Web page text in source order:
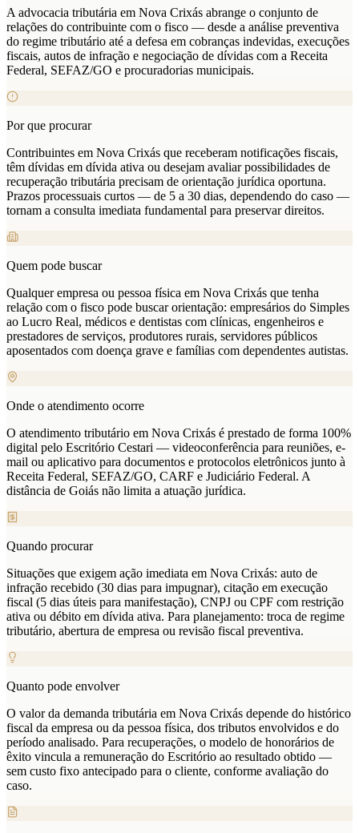
A advocacia tributária em Nova Crixás abrange o conjunto de
relações do contribuinte com o fisco — desde a análise preventiva
do regime tributário até a defesa em cobranças indevidas, execuções
fiscais, autos de infração e negociação de dívidas com a Receita
Federal, SEFAZ/GO e procuradorias municipais.
Por que procurar
Contribuintes em Nova Crixás que receberam notificações fiscais,
têm dívidas em dívida ativa ou desejam avaliar possibilidades de
recuperação tributária precisam de orientação jurídica oportuna.
Prazos processuais curtos — de 5 a 30 dias, dependendo do caso —
tornam a consulta imediata fundamental para preservar direitos.
Quem pode buscar
Qualquer empresa ou pessoa física em Nova Crixás que tenha
relação com o fisco pode buscar orientação: empresários do Simples
ao Lucro Real, médicos e dentistas com clínicas, engenheiros e
prestadores de serviços, produtores rurais, servidores públicos
aposentados com doença grave e famílias com dependentes autistas.
Onde o atendimento ocorre
O atendimento tributário em Nova Crixás é prestado de forma 100%
digital pelo Escritório Cestari — videoconferência para reuniões, e-
mail ou aplicativo para documentos e protocolos eletrônicos junto à
Receita Federal, SEFAZ/GO, CARF e Judiciário Federal. A
distância de Goiás não limita a atuação jurídica.
Quando procurar
Situações que exigem ação imediata em Nova Crixás: auto de
infração recebido (30 dias para impugnar), citação em execução
fiscal (5 dias úteis para manifestação), CNPJ ou CPF com restrição
ativa ou débito em dívida ativa. Para planejamento: troca de regime
tributário, abertura de empresa ou revisão fiscal preventiva.
Quanto pode envolver
O valor da demanda tributária em Nova Crixás depende do histórico
fiscal da empresa ou da pessoa física, dos tributos envolvidos e do
período analisado. Para recuperações, o modelo de honorários de
êxito vincula a remuneração do Escritório ao resultado obtido —
sem custo fixo antecipado para o cliente, conforme avaliação do
caso.